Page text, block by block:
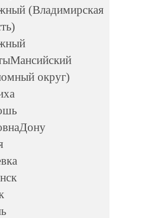
(Владимирская
округ)